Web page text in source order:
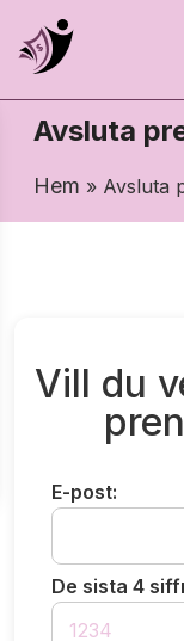
Avsluta
Hem » Avsluta
Vill du
E-post:
De sista 4